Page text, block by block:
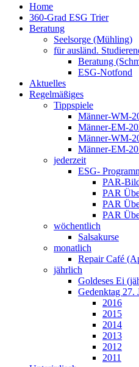
Home
360-Grad ESG Trier
Beratung
Seelsorge (Mühling)
für ausländ.
Beratung
ESG-Notfond
Aktuelles
Regelmäßiges
Tippspiele
Männer-WM-
Männer-EM-
Männer-WM-
Männer-EM-
jederzeit
ESG-
PAR-
PAR
PAR
PAR
wöchentlich
Salsakurse
monatlich
Repair Café
jährlich
Goldeses Ei
Gedenktag 27.
2016
2015
2014
2013
2012
2011